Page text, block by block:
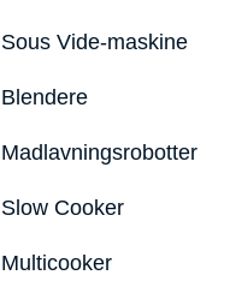
Sous Vide-maskine
Blendere
Madlavningsrobotter
Slow Cooker
Multicooker